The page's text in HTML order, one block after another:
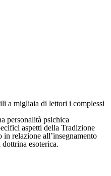
a migliaia di lettori i complessi
personalità psichica
aspetti della Tradizione
relazione all’insegnamento
esoterica.